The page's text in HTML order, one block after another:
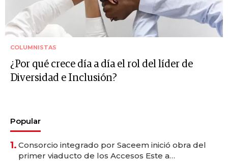
COLUMNISTAS
¿Por qué crece día a día el rol del líder de
Diversidad e Inclusión?
Popular
1. Consorcio integrado por Saceem inició obra del
primer viaducto de los Accesos Este a